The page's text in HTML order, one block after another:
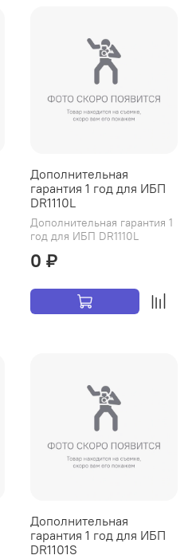
Дополнительная
гарантия 1 год для ИБП
DR1110L
Дополнительная гарантия 1
год для ИБП DR1110L
0 ₽
Дополнительная
гарантия 1 год для ИБП
DR1101S